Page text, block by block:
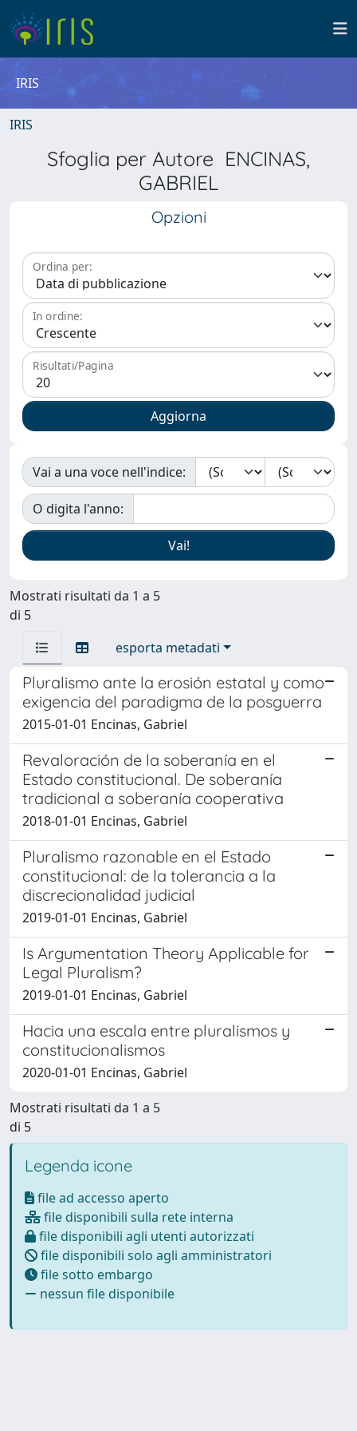
IRIS
IRIS
Sfoglia per Autore ENCINAS,
GABRIEL
Opzioni
Ordina per:
In ordine:
Risultati/Pagina
Vai a una voce nell'indice:
O digita l'anno:
Mostrati risultati da 1 a 5
di 5
esporta metadati
Pluralismo ante la erosión estatal y como
exigencia del paradigma de la posguerra
2015-01-01 Encinas, Gabriel
Revaloración de la soberanía en el
Estado constitucional. De soberanía
tradicional a soberanía cooperativa
2018-01-01 Encinas, Gabriel
Pluralismo razonable en el Estado
constitucional: de la tolerancia a la
discrecionalidad judicial
2019-01-01 Encinas, Gabriel
Is Argumentation Theory Applicable for
Legal Pluralism?
2019-01-01 Encinas, Gabriel
Hacia una escala entre pluralismos y
constitucionalismos
2020-01-01 Encinas, Gabriel
Mostrati risultati da 1 a 5
di 5
Legenda icone
file ad accesso aperto
file disponibili sulla rete interna
file disponibili agli utenti autorizzati
file disponibili solo agli amministratori
file sotto embargo
nessun file disponibile